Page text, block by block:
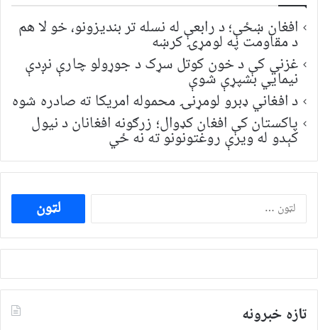
افغان ښځې؛ د رابعې له نسله تر بندیزونو، خو لا هم
د مقاومت په لومړۍ کرښه
غزني کې د خون کوتل سړک د جوړولو چارې نږدې
نیمايي بشپړې شوې
د افغاني ډبرو لومړنۍ محموله امریکا ته صادره شوه
پاکستان کې افغان کډوال؛ زرګونه افغانان د نیول
کېدو له ویرې روغتونونو ته نه ځي
ددی
لپاره
لټون:
تازه خبرونه